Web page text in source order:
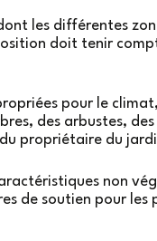
les différentes
doit tenir
pour le
des arbustes,
propriétaire du
non
de soutien pour